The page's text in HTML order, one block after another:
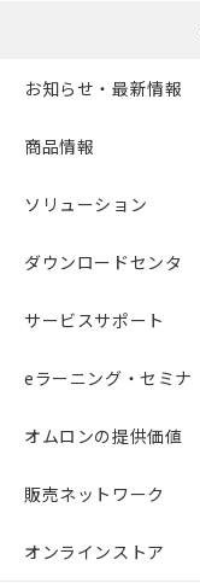
お知らせ・最新情報
商品情報
ソリューション
ダウンロードセンタ
サービスサポート
eラーニング・セミナ
オムロンの提供価値
販売ネットワーク
オンラインストア